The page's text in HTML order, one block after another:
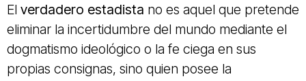
El verdadero estadista no es aquel que pretende
eliminar la incertidumbre del mundo mediante el
dogmatismo ideológico o la fe ciega en sus
propias consignas, sino quien posee la